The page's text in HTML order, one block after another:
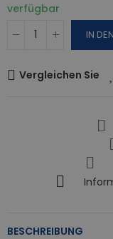
verfügbar
IN
Vergleichen Sie
BESCHREIBUNG